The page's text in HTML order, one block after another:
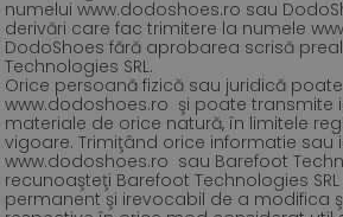
numelui www.dodoshoes.ro sau
derivări care fac trimitere la numele
DodoShoes fără aprobarea scrisă
Technologies SRL.
Orice persoană fizică sau juridică
www.dodoshoes.ro şi poate transmite
materiale de orice natură, în limitele
vigoare. Trimiţând orice informatie sau
www.dodoshoes.ro sau Barefoot
recunoaşteţi Barefoot Technologies
permanent şi irevocabil de a modifica